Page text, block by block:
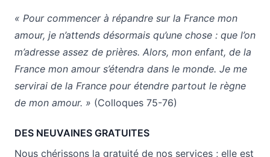
« Pour commencer à répandre sur la France mon
amour, je n’attends désormais qu’une chose : que l’on
m’adresse assez de prières. Alors, mon enfant, de la
France mon amour s’étendra dans le monde. Je me
servirai de la France pour étendre partout le règne
de mon amour. » (Colloques 75-76)
DES NEUVAINES GRATUITES
Nous chérissons la gratuité de nos services ; elle est